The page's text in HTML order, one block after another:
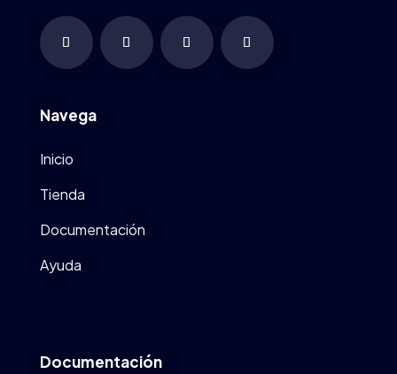
Navega
Inicio
Tienda
Documentación
Ayuda
Documentación